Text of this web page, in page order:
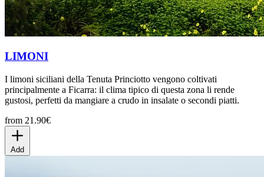
LIMONI
I limoni siciliani della Tenuta Princiotto vengono coltivati
principalmente a Ficarra: il clima tipico di questa zona li rende
gustosi, perfetti da mangiare a crudo in insalate o secondi piatti.
from 21.90€
Add